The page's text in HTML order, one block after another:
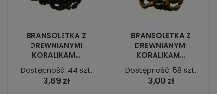
BRANSOLETKA Z
DREWNIANYMI
KORALIKAM...
Dostępność: 44 szt.
3,69 zł
BRANSOLETKA Z
DREWNIANYMI
KORALIKAM...
Dostępność: 58 szt.
3,00 zł